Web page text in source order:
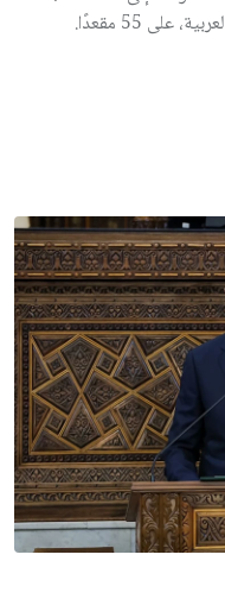
55 مقعدًا.